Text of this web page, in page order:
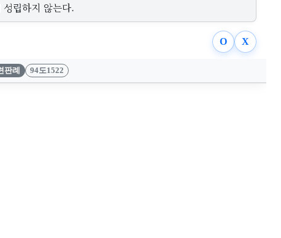
성립하지 않는다.
O X
판례 94도1522